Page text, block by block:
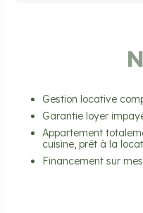
Gestion locative
Garantie loyer
Appartement
cuisine, prêt à la
Financement sur